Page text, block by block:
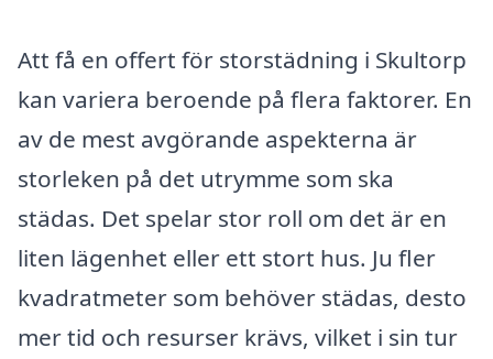
Att få en offert för storstädning i Skultorp
kan variera beroende på flera faktorer. En
av de mest avgörande aspekterna är
storleken på det utrymme som ska
städas. Det spelar stor roll om det är en
liten lägenhet eller ett stort hus. Ju fler
kvadratmeter som behöver städas, desto
mer tid och resurser krävs, vilket i sin tur